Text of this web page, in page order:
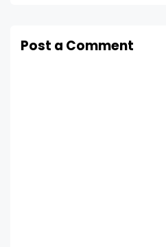
Post a Comment